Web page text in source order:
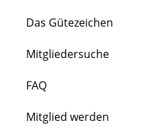
Das Gütezeichen
Mitgliedersuche
FAQ
Mitglied werden